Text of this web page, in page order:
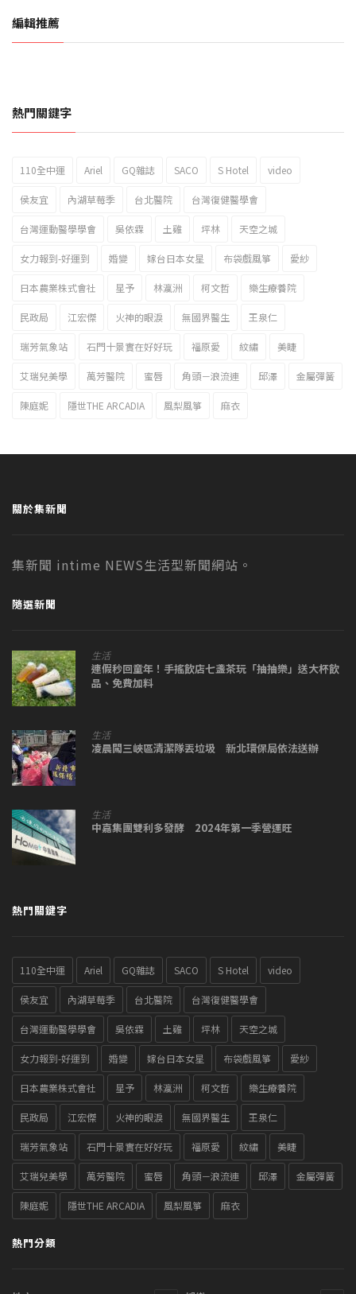
編輯推薦
2023新北市北海岸國際風箏節「風在石起」霸氣回歸
熱門關鍵字
110全中運 Ariel GQ雜誌 SACO S Hotel video
侯友宜 內湖草莓季 台北醫院 台灣復健醫學會
台灣運動醫學學會 吳依霖 土雞 坪林 天空之城
女力報到-好運到 婚變 嫁台日本女星 布袋戲風箏 愛紗
日本農業株式會社 星予 林瀛洲 柯文哲 樂生療養院
民政局 江宏傑 火神的眼淚 無國界醫生 王泉仁
瑞芳氣象站 石門十景實在好好玩 福原愛 紋繡 美睫
艾瑞兒美學 萬芳醫院 蜜唇 角頭－浪流連 邱澤 金屬彈簧
陳庭妮 隱世THE ARCADIA 風梨風箏 麻衣
關於集新聞
集新聞 intime NEWS生活型新聞網站。
隨選新聞
生活
連假秒回童年！手搖飲店七盞茶玩「抽抽樂」送大杯飲
品、免費加料
生活
凌晨闖三峽區清潔隊丟垃圾 新北環保局依法送辦
生活
中嘉集團雙利多發酵 2024年第一季營運旺
熱門關鍵字
110全中運 Ariel GQ雜誌 SACO S Hotel video
侯友宜 內湖草莓季 台北醫院 台灣復健醫學會
台灣運動醫學學會 吳依霖 土雞 坪林 天空之城
女力報到-好運到 婚變 嫁台日本女星 布袋戲風箏 愛紗
日本農業株式會社 星予 林瀛洲 柯文哲 樂生療養院
民政局 江宏傑 火神的眼淚 無國界醫生 王泉仁
瑞芳氣象站 石門十景實在好好玩 福原愛 紋繡 美睫
艾瑞兒美學 萬芳醫院 蜜唇 角頭－浪流連 邱澤 金屬彈簧
陳庭妮 隱世THE ARCADIA 風梨風箏 麻衣
熱門分類